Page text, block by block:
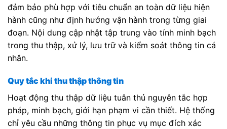
đảm bảo phù hợp với tiêu chuẩn an toàn dữ liệu hiện
hành cũng như định hướng vận hành trong từng giai
đoạn. Nội dung cập nhật tập trung vào tính minh bạch
trong thu thập, xử lý, lưu trữ và kiểm soát thông tin cá
nhân.
Quy tắc khi thu thập thông tin
Hoạt động thu thập dữ liệu tuân thủ nguyên tắc hợp
pháp, minh bạch, giới hạn phạm vi cần thiết. Hệ thống
chỉ yêu cầu những thông tin phục vụ mục đích xác